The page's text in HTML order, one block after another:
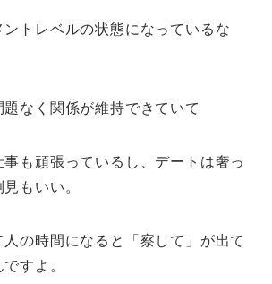
トレベルの状態になっているな
なく関係が維持できていて
も頑張っているし、デートは奢っ
もいい。
人の時間になると「察して」が出て
すよ。